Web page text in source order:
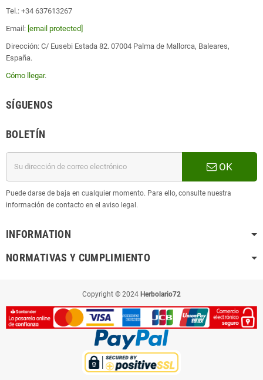
Tel.: +34 637613267
Email: [email protected]
Dirección: C/ Eusebi Estada 82. 07004 Palma de Mallorca, Baleares,
España.
Cómo llegar.
SÍGUENOS
BOLETÍN
OK
Puede darse de baja en cualquier momento. Para ello, consulte nuestra
información de contacto en el aviso legal.
INFORMATION
NORMATIVAS Y CUMPLIMIENTO
Copyright © 2024 Herbolario72